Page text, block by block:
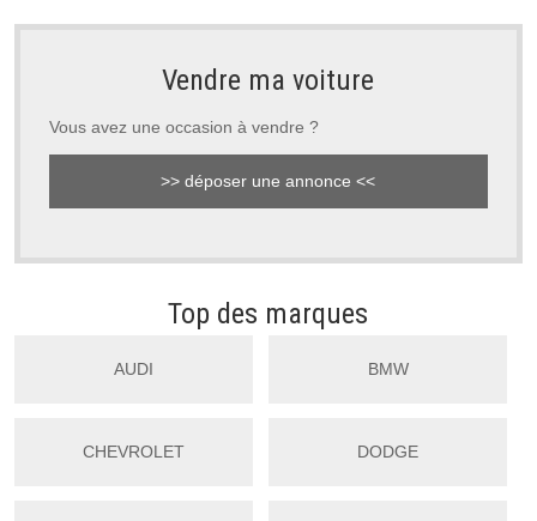
Vendre ma voiture
Vous avez une occasion à vendre ?
>> déposer une annonce <<
Top des marques
AUDI BMW
CHEVROLET DODGE